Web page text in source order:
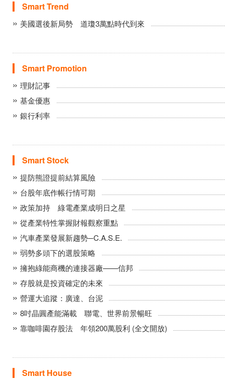
Smart Trend
美國選後新局勢 道瓊3萬點時代到來
Smart Promotion
理財記事
基金優惠
銀行利率
Smart Stock
提防熊證提前結算風險
台股年底作帳行情可期
政策加持 綠電產業成明日之星
從產業特性掌握財報觀察重點
汽車產業發展新趨勢─C.A.S.E.
弱勢多頭下的選股策略
擁抱綠能商機的連接器廠——信邦
存股就是投資確定的未來
營運大追蹤：廣達、台泥
8吋晶圓產能滿載 聯電、世界前景暢旺
靠咖啡園存股法 年領200萬股利 (全文開放)
Smart House